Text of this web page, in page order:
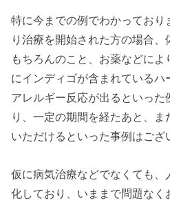
特に今までの例でわかっており
り治療を開始された方の場合
もちろんのこと、お薬などに
にインディゴが含まれているハ
アレルギー反応が出るといった
り、一定の期間を経たあと、
いただけるといった事例はござ
仮に病気治療などでなくても
化しており、いままで問題なく